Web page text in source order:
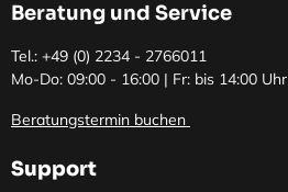
Beratung und Service
Tel.: +49 (0) 2234 - 2766011
Mo-Do: 09:00 - 16:00 | Fr: bis 14:00 Uhr
Beratungstermin buchen
Support